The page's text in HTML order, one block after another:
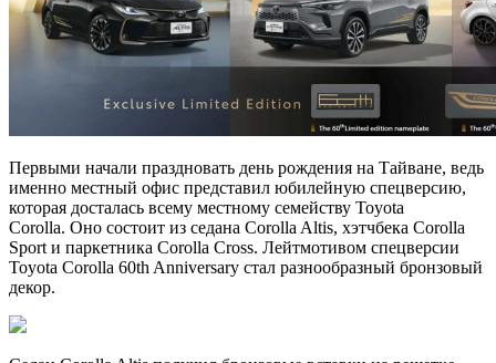
Первыми начали праздновать день рождения на Тайване, ведь
именно местный офис представил юбилейную спецверсию,
которая досталась всему местному семейству Toyota
Corolla. Оно состоит из седана Corolla Altis, хэтчбека Corolla
Sport и паркетника Corolla Cross. Лейтмотивом спецверсии
Toyota Corolla 60th Anniversary стал разнообразный бронзовый
декор.